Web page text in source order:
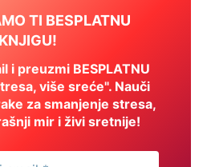
TI BESPLATNU
KNJIGU!
i preuzmi BESPLATNU
više sreće". Nauči
za smanjenje stresa,
mir i živi sretnije!